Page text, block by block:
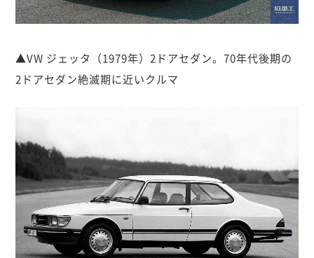
▲VW ジェッタ（1979年）2ドアセダン。70年代後期の
2ドアセダン絶滅期に近いクルマ